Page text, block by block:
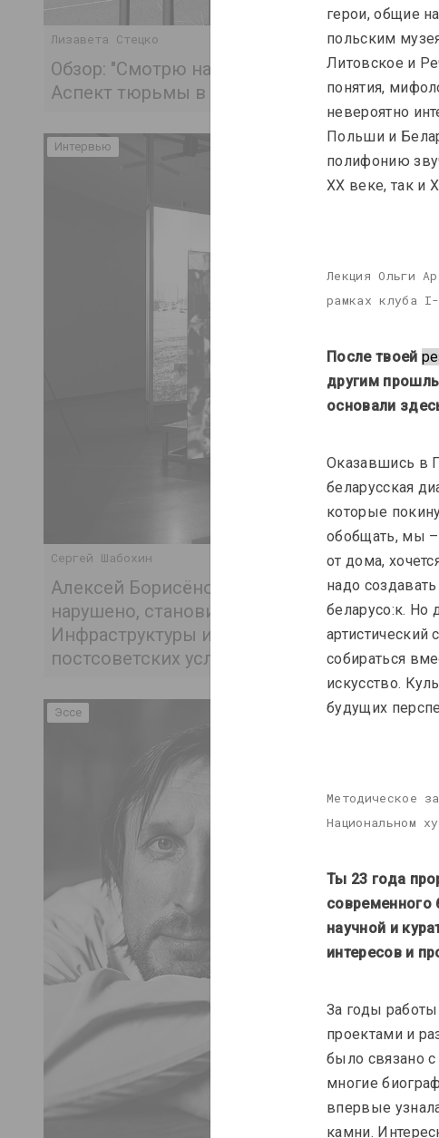
Лизавета Стецко
Обзор: "Смотрю на Беларусь и думаю –
Аспект тюрьмы в беларусском искусстве"
Интервью
Сергей Шабохин
Алексей Борисёнок и Антонина Стебур: "То,
нарушено, становится осязаемым.
Инфраструктуры и солидарность за
постсоветских условий"
Эссе
герои, общие
польским
Литовское и
понятия,
невероятно
Польши и
полифонию
XX веке, так и
Лекция Ольги
рамках клуба
После твоей
другим
основали
Оказавшись в
беларусская
которые
обобщать, мы –
от дома,
надо
беларусо:к. Но
артистический
собираться
искусство.
будущих
Методическое
Национальном
Ты 23 года
современного
научной и
интересов и
За годы
проектами и
было связано
многие
впервые
камни.